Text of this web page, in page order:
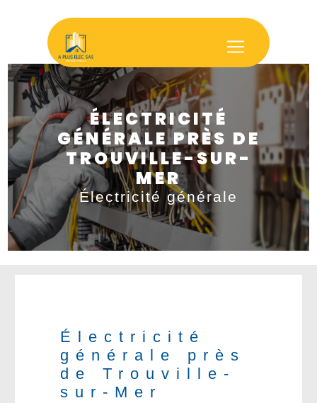
ÉLECTRICITÉ
GÉNÉRALE PRÈS DE
TROUVILLE-SUR-
MER
Électricité générale
Électricité
générale près
de Trouville-
sur-Mer